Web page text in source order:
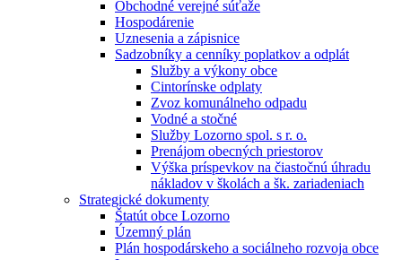
Obchodné verejné súťaže
Hospodárenie
Uznesenia a zápisnice
Sadzobníky a cenníky poplatkov a odplát
Služby a výkony obce
Cintorínske odplaty
Zvoz komunálneho odpadu
Vodné a stočné
Služby Lozorno spol. s r. o.
Prenájom obecných priestorov
Výška príspevkov na čiastočnú úhradu
nákladov v školách a šk. zariadeniach
Strategické dokumenty
Štatút obce Lozorno
Územný plán
Plán hospodárskeho a sociálneho rozvoja obce